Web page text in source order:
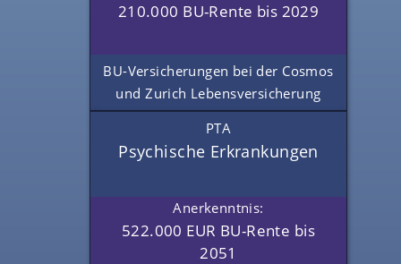
210.000 BU-Rente bis 2029
BU-Versicherungen bei der Cosmos
und Zurich Lebensversicherung
PTA
Psychische Erkrankungen
Anerkenntnis:
522.000 EUR BU-Rente bis
2051